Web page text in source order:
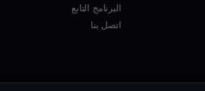
البرنامج التابع
اتصل بنا